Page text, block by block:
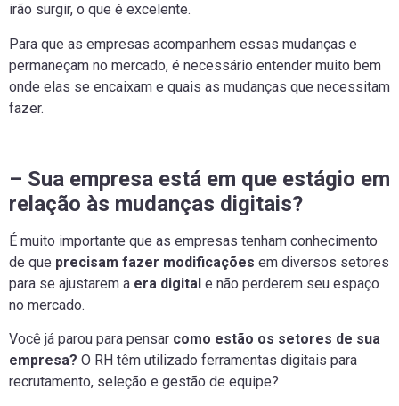
irão surgir, o que é excelente.
Para que as empresas acompanhem essas mudanças e
permaneçam no mercado, é necessário entender muito bem
onde elas se encaixam e quais as mudanças que necessitam
fazer.
– Sua empresa está em que estágio em
relação às mudanças digitais?
É muito importante que as empresas tenham conhecimento
de que precisam fazer modificações em diversos setores
para se ajustarem a era digital e não perderem seu espaço
no mercado.
Você já parou para pensar como estão os setores de sua
empresa? O RH têm utilizado ferramentas digitais para
recrutamento, seleção e gestão de equipe?